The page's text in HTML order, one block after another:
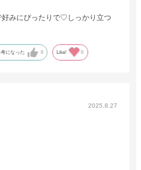
みにぴったりで♡しっかり立つ
になった 0 Like! 0
2025.8.27